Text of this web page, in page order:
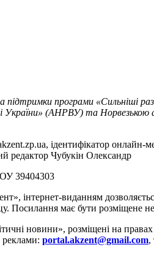
підтримки програми «Сильніші
(АНРВУ) та Норвезькою
ідентифікатор
редактор Чубукін Олександр
39404303
інтернет-виданням
Посилання має бути розміщене
новини», розміщені на
реклами: portal.akzent@gmail.com,